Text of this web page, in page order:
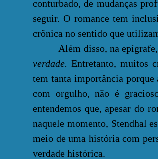
conturbado, de mudanças
seguir. O romance tem
crônica no sentido que
Além disso, na epígrafe,
verdade. Entretanto, muitos
tem tanta importância porque
com orgulho, não é
entendemos que, apesar do
naquele momento, Stendhal
meio de uma história com
verdade histórica.